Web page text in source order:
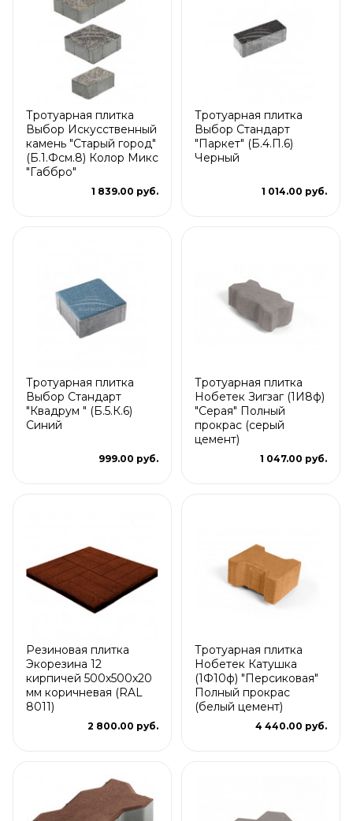
Тротуарная плитка
Выбор Искусственный
камень "Старый город"
(Б.1.Фсм.8) Колор Микс
"Габбро"
1 839.00 руб.
Тротуарная плитка
Выбор Стандарт
"Паркет" (Б.4.П.6)
Черный
1 014.00 руб.
Тротуарная плитка
Выбор Стандарт
"Квадрум " (Б.5.К.6)
Синий
999.00 руб.
Тротуарная плитка
Нобетек Зигзаг (1И8ф)
"Серая" Полный
прокрас (серый
цемент)
1 047.00 руб.
Резиновая плитка
Экорезина 12
кирпичей 500x500x20
мм коричневая (RAL
8011)
2 800.00 руб.
Тротуарная плитка
Нобетек Катушка
(1Ф10ф) "Персиковая"
Полный прокрас
(белый цемент)
4 440.00 руб.